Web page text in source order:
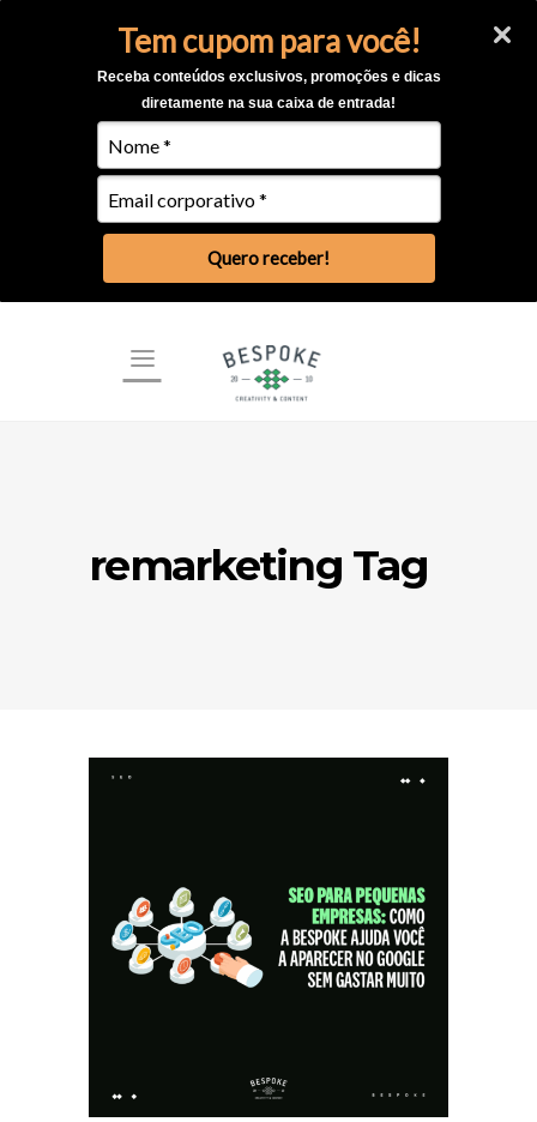
Tem cupom para você!
Receba conteúdos exclusivos, promoções e dicas
diretamente na sua caixa de entrada!
Quero receber!
remarketing Tag